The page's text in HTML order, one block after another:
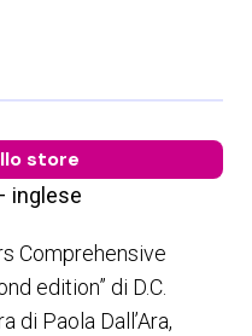
inglese
Comprehensive
edition” di D.C.
di Paola Dall’Ara,
store